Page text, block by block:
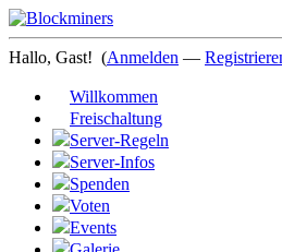
Hallo, Gast! (Anmelden —
Willkommen
Freischaltung
Server-Regeln
Server-Infos
Spenden
Voten
Events